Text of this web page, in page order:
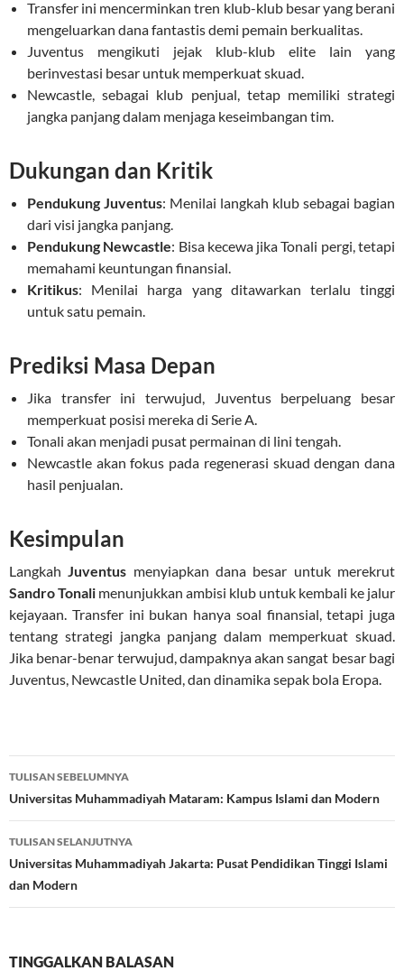
Transfer ini mencerminkan tren klub-klub besar yang berani
mengeluarkan dana fantastis demi pemain berkualitas.
Juventus mengikuti jejak klub-klub elite lain yang
berinvestasi besar untuk memperkuat skuad.
Newcastle, sebagai klub penjual, tetap memiliki strategi
jangka panjang dalam menjaga keseimbangan tim.
Dukungan dan Kritik
Pendukung Juventus: Menilai langkah klub sebagai bagian
dari visi jangka panjang.
Pendukung Newcastle: Bisa kecewa jika Tonali pergi, tetapi
memahami keuntungan finansial.
Kritikus: Menilai harga yang ditawarkan terlalu tinggi
untuk satu pemain.
Prediksi Masa Depan
Jika transfer ini terwujud, Juventus berpeluang besar
memperkuat posisi mereka di Serie A.
Tonali akan menjadi pusat permainan di lini tengah.
Newcastle akan fokus pada regenerasi skuad dengan dana
hasil penjualan.
Kesimpulan
LangkahJuventus menyiapkan dana besar untuk merekrut
Sandro Tonali menunjukkan ambisi klub untuk kembali ke jalur
kejayaan. Transfer ini bukan hanya soal finansial, tetapi juga
tentang strategi jangka panjang dalam memperkuat skuad.
Jika benar-benar terwujud, dampaknya akan sangat besar bagi
Juventus, Newcastle United, dan dinamika sepak bola Eropa.
Navigasi
Tulisan
TULISAN SEBELUMNYA
Universitas Muhammadiyah Mataram: Kampus Islami dan Modern
TULISAN SELANJUTNYA
Universitas Muhammadiyah Jakarta: Pusat Pendidikan Tinggi Islami
dan Modern
TINGGALKAN BALASAN